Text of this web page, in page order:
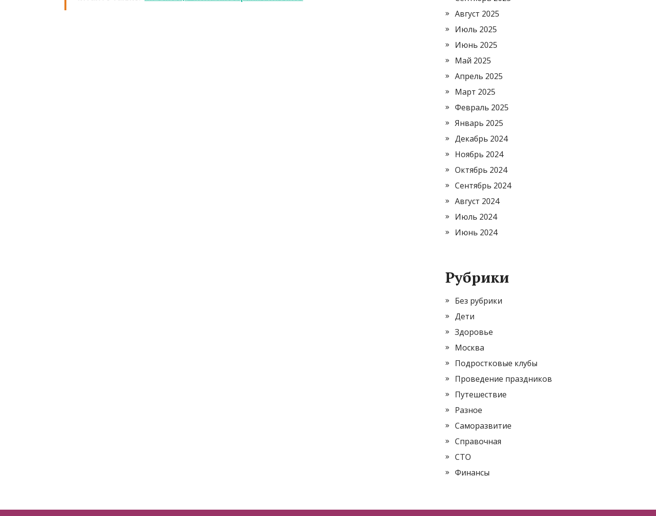
Август 2025
Июль 2025
Июнь 2025
Май 2025
Апрель 2025
Март 2025
Февраль 2025
Январь 2025
Декабрь 2024
Ноябрь 2024
Октябрь 2024
Сентябрь 2024
Август 2024
Июль 2024
Июнь 2024
Рубрики
Без рубрики
Дети
Здоровье
Москва
Подростковые клубы
Проведение праздников
Путешествие
Разное
Саморазвитие
Справочная
СТО
Финансы